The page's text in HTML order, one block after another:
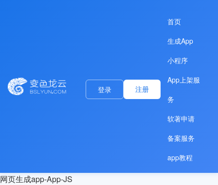
首页
生成App
小程序
App上架服
务
软著申请
备案服务
app教程
登录 注册
网页生成app-App-JS